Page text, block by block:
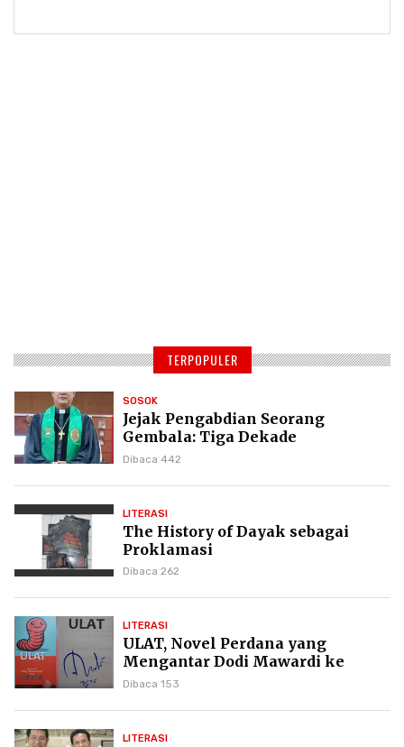
TERPOPULER
SOSOK
Jejak Pengabdian Seorang
Gembala: Tiga Dekade
Kepemimpinan Pdt. Dr. Yulius
Dibaca 442
LITERASI
The History of Dayak sebagai
Proklamasi
Dibaca 262
LITERASI
ULAT, Novel Perdana yang
Mengantar Dodi Mawardi ke
Puncak Karier Kepenulisan
Dibaca 153
LITERASI